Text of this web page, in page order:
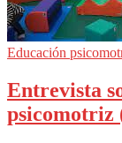
Educación
Entrevista
psicomotriz